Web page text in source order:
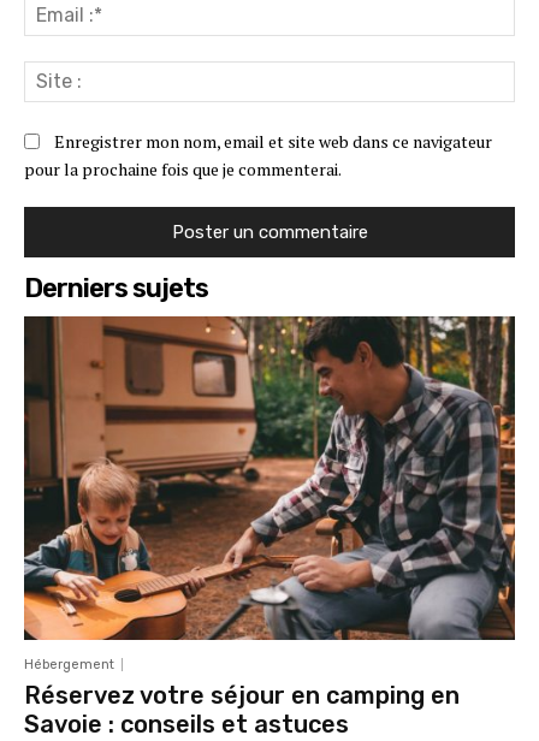
:*
:
Enregistrer mon nom, email et site web dans ce navigateur
pour la prochaine fois que je commenterai.
Derniers sujets
Hébergement
Réservez votre séjour en camping en
Savoie : conseils et astuces